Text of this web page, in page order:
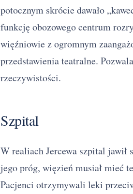
potocznym skrócie dawało
funkcję obozowego centrum
więźniowie z ogromnym
przedstawienia teatralne.
rzeczywistości.
Szpital
W realiach Jercewa szpital jawił
jego próg, więzień musiał mieć
Pacjenci otrzymywali leki